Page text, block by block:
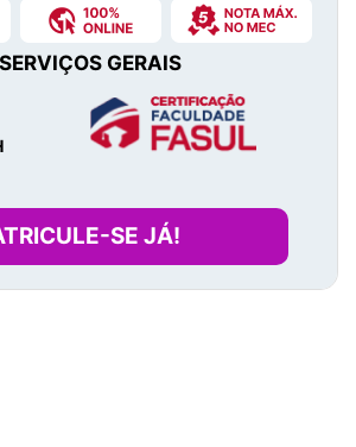
GERAIS
SE JÁ!